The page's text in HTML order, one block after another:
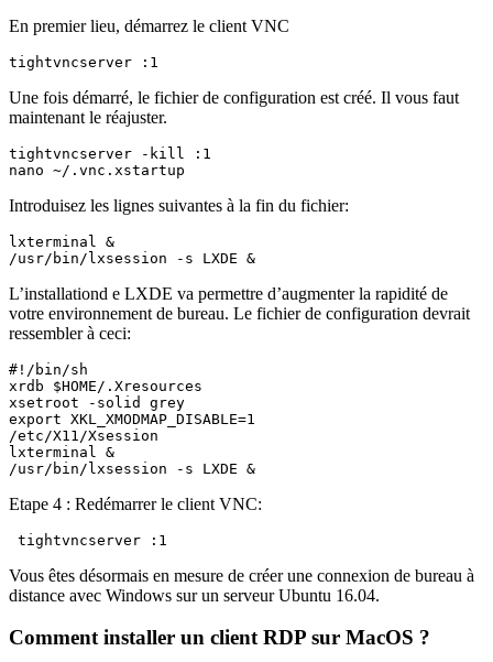
En premier lieu, démarrez le client VNC
tightvncserver :1
Une fois démarré, le fichier de configuration est créé. Il vous faut
maintenant le réajuster.
tightvncserver -kill :1
nano ~/.vnc.xstartup
Introduisez les lignes suivantes à la fin du fichier:
lxterminal &
/usr/bin/lxsession -s LXDE &
L’installationd e LXDE va permettre d’augmenter la rapidité de
votre environnement de bureau. Le fichier de configuration devrait
ressembler à ceci:
#!/bin/sh
xrdb $HOME/.Xresources
xsetroot -solid grey
export XKL_XMODMAP_DISABLE=1
/etc/X11/Xsession
lxterminal &
/usr/bin/lxsession -s LXDE &
Etape 4 : Redémarrer le client VNC:
tightvncserver :1
Vous êtes désormais en mesure de créer une connexion de bureau à
distance avec Windows sur un serveur Ubuntu 16.04.
Comment installer un client RDP sur MacOS ?